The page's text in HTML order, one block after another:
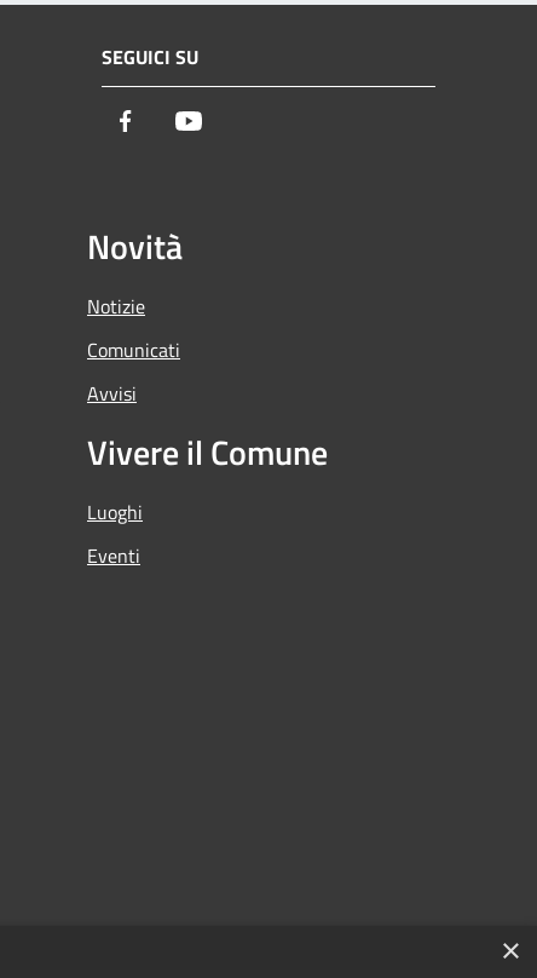
SEGUICI SU
Facebook
Novità
Notizie
Comunicati
Avvisi
Vivere il Comune
Luoghi
Eventi
×